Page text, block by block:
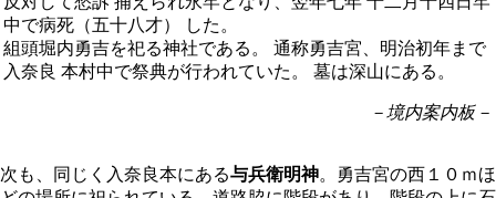
中で病死（五十八才） した。
組頭堀内勇吉を祀る神社である。 通称勇吉宮、明治初年まで
入奈良 本村中で祭典が行われていた。 墓は深山にある。
－境内案内板－
次も、同じく入奈良本にある与兵衛明神。勇吉宮の西１０ｍほ